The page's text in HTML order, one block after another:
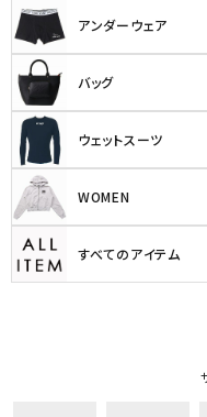
アンダーウェア
バッグ
ウェットスーツ
WOMEN
すべてのアイテム